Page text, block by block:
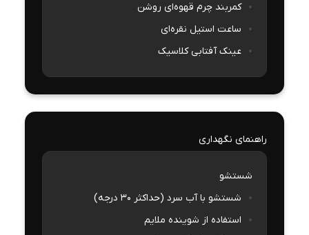
کمربند چرم قهوه‌ای روشن
ساعت استیل نقره‌ای
عینک آفتابی کلاسیک
راهنمای نگهداری
شستشو
شستشو با آب سرد (حداکثر 30 درجه)
استفاده از شوینده ملایم